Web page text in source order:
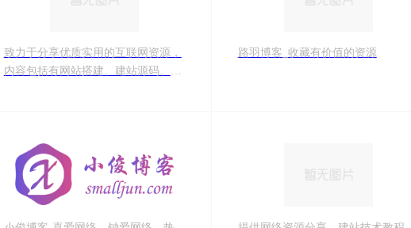
致力于分享优质实用的互联网资源，
内容包括有网站搭建、建站源码、样
路羽博客_收藏有价值的资源